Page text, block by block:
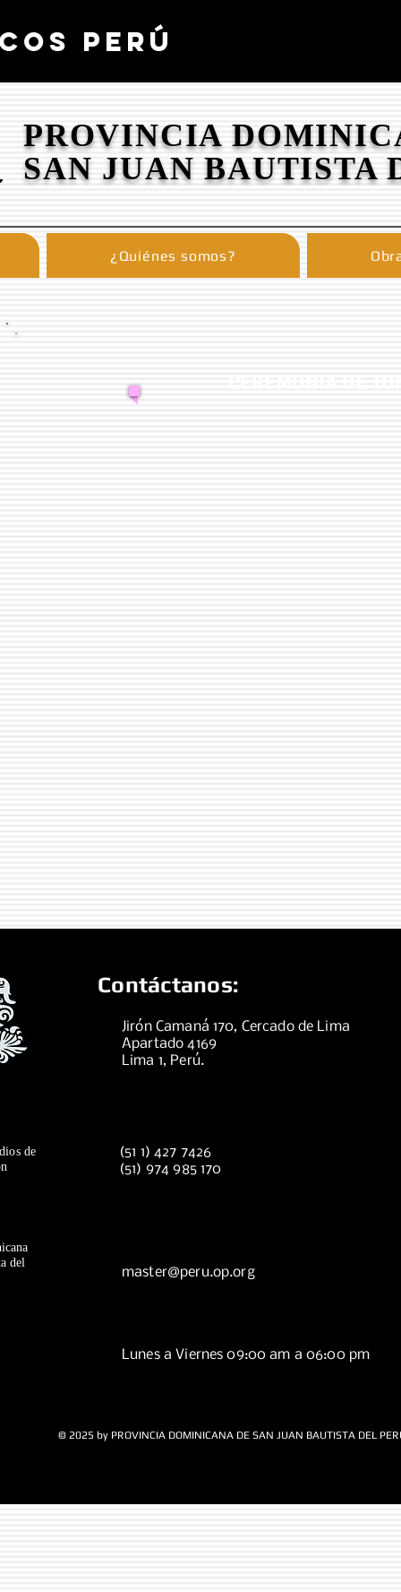
PERÚ
PROVINCIA
SAN JUAN BAUTISTA
¿Quiénes somos?
Contáctanos:
Jirón Camaná 170, Cercado de Lima
Apartado 4169
Lima 1, Perú.
de
(51 1) 427 7426
(51) 974 985 170
del
master@peru.op.org
Lunes a Viernes 09:00 am a 06:00 pm
© 2025 by PROVINCIA DOMINICANA DE SAN JUAN BAUTISTA DEL